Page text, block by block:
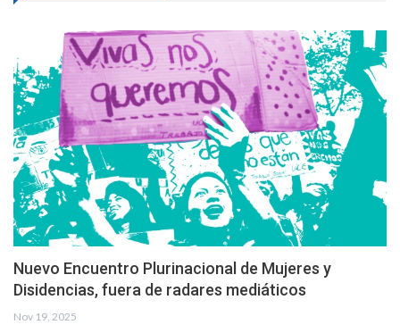
Nuevo Encuentro Plurinacional de Mujeres y
Disidencias, fuera de radares mediáticos
Nov 19, 2025